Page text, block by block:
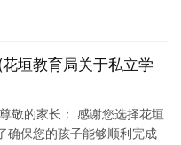
垣教育局关于私立学
敬的家长： 感谢您选择花垣
确保您的孩子能够顺利完成